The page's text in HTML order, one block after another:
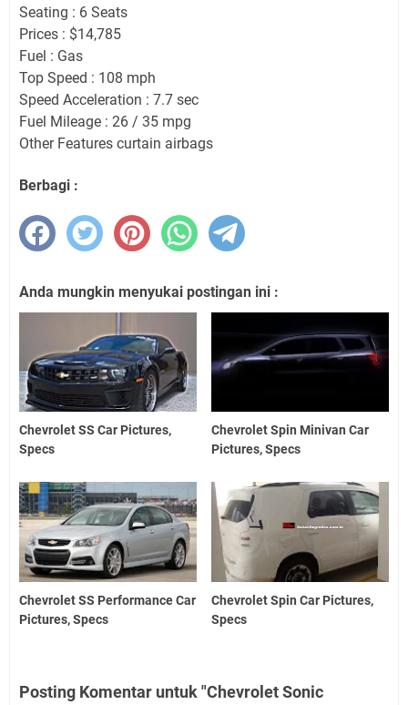
Seating : 6 Seats
Prices : $14,785
Fuel : Gas
Top Speed : 108 mph
Speed Acceleration : 7.7 sec
Fuel Mileage : 26 / 35 mpg
Other Features curtain airbags
Berbagi :
Anda mungkin menyukai postingan ini :
Chevrolet SS Car Pictures,
Specs
Chevrolet Spin Minivan Car
Pictures, Specs
Chevrolet SS Performance Car
Pictures, Specs
Chevrolet Spin Car Pictures,
Specs
Posting Komentar untuk "Chevrolet Sonic